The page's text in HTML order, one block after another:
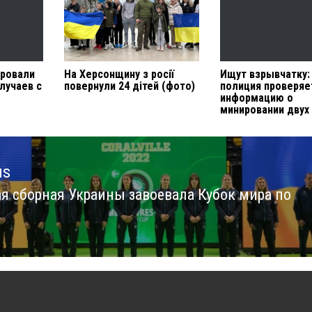
с
На Херсонщину з росії
повернули 24 дітей (фото)
Ищут
полиция
информацию о
минировании
сборная Украины завоевала Кубок мира по